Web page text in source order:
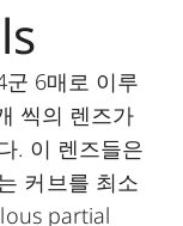
6매로 이루
씩의 렌즈가
. 이 렌즈들은
커브를 최소
partial